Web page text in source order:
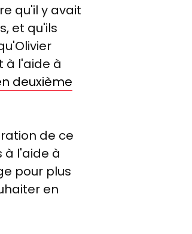
qu'il y avait
et qu'ils
à l'aide à
deuxième
de ce
à l'aide à
pour plus
en